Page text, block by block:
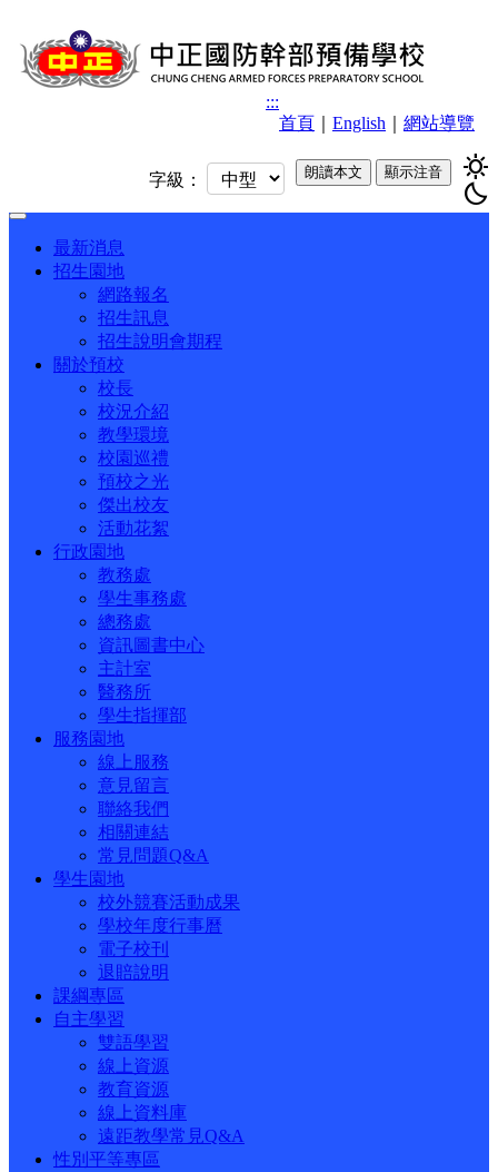
首頁 English 網站導覽
:::
sunny
bedtime
朗讀本文 顯示注音
字級：
Toggle
navigation最新消息
招生園地
網路報名
招生訊息
招生說明會期程
關於預校
校長
校況介紹
教學環境
校園巡禮
預校之光
傑出校友
活動花絮
行政園地
教務處
學生事務處
總務處
資訊圖書中心
主計室
醫務所
學生指揮部
服務園地
線上服務
意見留言
聯絡我們
相關連結
常見問題Q&A
學生園地
校外競賽活動成果
學校年度行事曆
電子校刊
退賠說明
課綱專區
自主學習
雙語學習
線上資源
教育資源
線上資料庫
遠距教學常見Q&A
性別平等專區